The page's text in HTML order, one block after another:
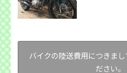
バイクの陸送費用につきま
ださい。